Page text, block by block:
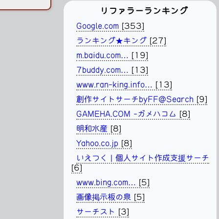
リファラーランキング
Google.com [353]
ランキング★キング [27]
m.baidu.com…
[19]
7buddy.com…
[13]
www.ran-king.info…
[13]
創作サイトサーチbyFF@Search [9]
GAMEHA.COM -ガメハコム
[8]
明和水産 [8]
Yahoo.co.jp [8]
いえつく | 個人サイト作成支援サーチ
[6]
www.bing.com…
[5]
画像掲示板の泉 [5]
サーチスト
[3]